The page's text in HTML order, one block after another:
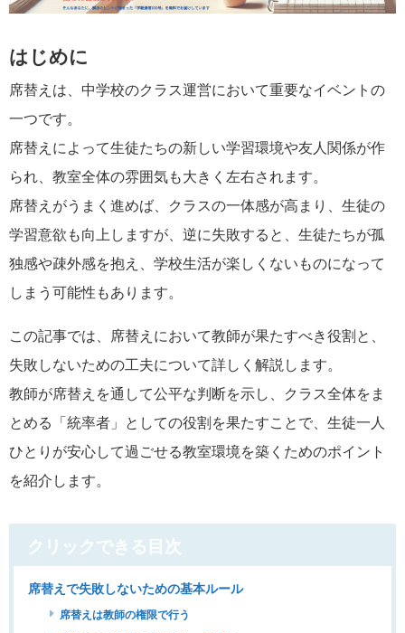
はじめに
席替えは、中学校のクラス運営において重要なイベントの
一つです。
席替えによって生徒たちの新しい学習環境や友人関係が作
られ、教室全体の雰囲気も大きく左右されます。
席替えがうまく進めば、クラスの一体感が高まり、生徒の
学習意欲も向上しますが、逆に失敗すると、生徒たちが孤
独感や疎外感を抱え、学校生活が楽しくないものになって
しまう可能性もあります。
この記事では、席替えにおいて教師が果たすべき役割と、
失敗しないための工夫について詳しく解説します。
教師が席替えを通して公平な判断を示し、クラス全体をま
とめる「統率者」としての役割を果たすことで、生徒一人
ひとりが安心して過ごせる教室環境を築くためのポイント
を紹介します。
クリックできる目次
席替えで失敗しないための基本ルール
席替えは教師の権限で行う